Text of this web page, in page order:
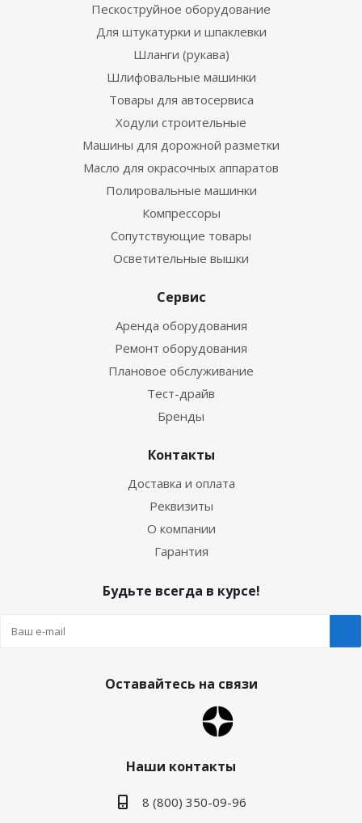
Пескоструйное оборудование
Для штукатурки и шпаклевки
Шланги (рукава)
Шлифовальные машинки
Товары для автосервиса
Ходули строительные
Машины для дорожной разметки
Масло для окрасочных аппаратов
Полировальные машинки
Компрессоры
Сопутствующие товары
Осветительные вышки
Сервис
Аренда оборудования
Ремонт оборудования
Плановое обслуживание
Тест-драйв
Бренды
Контакты
Доставка и оплата
Реквизиты
О компании
Гарантия
Будьте всегда в курсе!
Оставайтесь на связи
Наши контакты
8 (800) 350-09-96